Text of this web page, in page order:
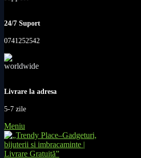
24/7 Suport
0741252542
Livrare la adresa
5-7 zile
Meniu